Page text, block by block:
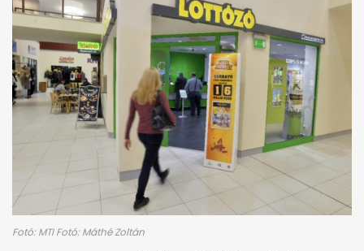
Fotó: MTI Fotó: Máthé Zoltán